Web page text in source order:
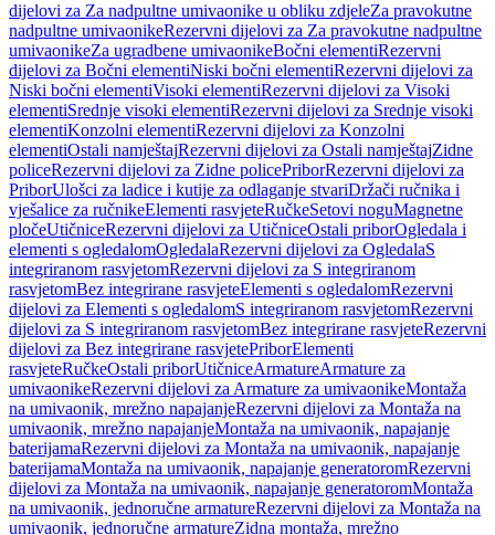
dijelovi za Za nadpultne umivaonike u obliku zdjeleZa pravokutne
nadpultne umivaonikeRezervni dijelovi za Za pravokutne nadpultne
umivaonikeZa ugradbene umivaonikeBočni elementiRezervni
dijelovi za Bočni elementiNiski bočni elementiRezervni dijelovi za
Niski bočni elementiVisoki elementiRezervni dijelovi za Visoki
elementiSrednje visoki elementiRezervni dijelovi za Srednje visoki
elementiKonzolni elementiRezervni dijelovi za Konzolni
elementiOstali namještajRezervni dijelovi za Ostali namještajZidne
policeRezervni dijelovi za Zidne policePriborRezervni dijelovi za
PriborUlošci za ladice i kutije za odlaganje stvariDržači ručnika i
vješalice za ručnikeElementi rasvjeteRučkeSetovi noguMagnetne
pločeUtičniceRezervni dijelovi za UtičniceOstali priborOgledala i
elementi s ogledalomOgledalaRezervni dijelovi za OgledalaS
integriranom rasvjetomRezervni dijelovi za S integriranom
rasvjetomBez integrirane rasvjeteElementi s ogledalomRezervni
dijelovi za Elementi s ogledalomS integriranom rasvjetomRezervni
dijelovi za S integriranom rasvjetomBez integrirane rasvjeteRezervni
dijelovi za Bez integrirane rasvjetePriborElementi
rasvjeteRučkeOstali priborUtičniceArmatureArmature za
umivaonikeRezervni dijelovi za Armature za umivaonikeMontaža
na umivaonik, mrežno napajanjeRezervni dijelovi za Montaža na
umivaonik, mrežno napajanjeMontaža na umivaonik, napajanje
baterijamaRezervni dijelovi za Montaža na umivaonik, napajanje
baterijamaMontaža na umivaonik, napajanje generatoromRezervni
dijelovi za Montaža na umivaonik, napajanje generatoromMontaža
na umivaonik, jednoručne armatureRezervni dijelovi za Montaža na
umivaonik, jednoručne armatureZidna montaža, mrežno